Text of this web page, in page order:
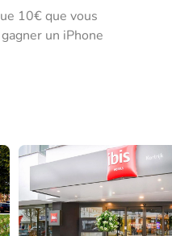
10€ que vous
un iPhone